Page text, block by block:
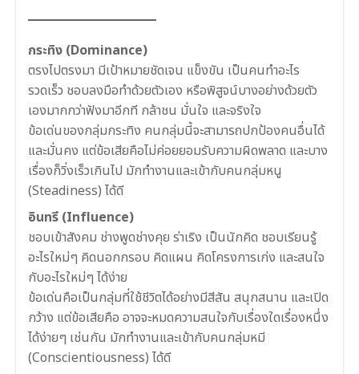
กระทิง (Dominance)
ตรงไปตรงมา มีเป้าหมายชัดเจน แข็งขัน เป็นคนทำอะไร
รวดเร็ว ชอบลงมือทำด้วยตัวเอง หรือพิสูจน์บางอย่างด้วยตัว
เองมากกว่าฟังมาอีกที กล้าชน มั่นใจ และจริงใจ
ข้อเด่นของกลุ่มกระทิง คนกลุ่มนี้จะสามารถปกป้องคนอื่นได้
และมั่นคง แต่ข้อเสียคือไม่ค่อยยอมรับความผิดพลาด และบาง
เรื่องก็วิ่งเร็วเกินไป มักทำงานและเข้ากับคนกลุ่มหนู
(Steadiness) ได้ดี
อินทรี (Influence)
ชอบเข้าสังคม ช่างพูดช่างคุย ร่าเริง เป็นนักคิด ชอบเรียนรู้
อะไรใหม่ๆ คิดนอกกรอบ คิดแผน คิดโครงการเก่ง และสนใจ
กับอะไรใหม่ๆ ได้ง่าย
ข้อเด่นคือเป็นกลุ่มที่ใช้ชีวิตได้อย่างมีสีสัน สนุกสนาน และเปิด
กว้าง แต่ข้อเสียคือ อาจจะหมดความสนใจกับเรื่องใดเรื่องหนึ่ง
ได้ง่ายๆ เช่นกัน มักทำงานและเข้ากับคนกลุ่มหมี
(Conscientiousness) ได้ดี